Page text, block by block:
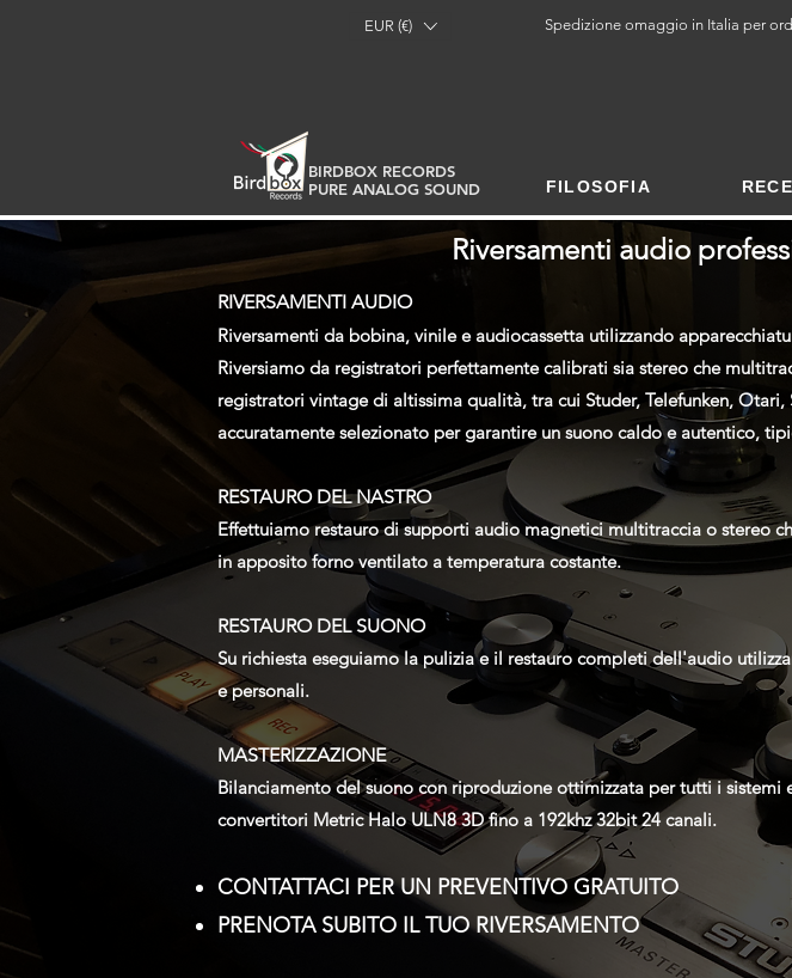
EUR (€) Spedizione omaggio in Italia per
BIRDBOX RECORDS
PURE ANALOG SOUND
FILOSOFIA
Riversamenti audio
RIVERSAMENTI AUDIO
Riversamenti da bobina, vinile e audiocassetta utilizzando
Riversiamo da registratori perfettamente calibrati sia stereo che
registratori vintage di altissima qualità, tra cui Studer, Telefunken,
accuratamente selezionato per garantire un suono caldo e autentico,
RESTAURO DEL NASTRO
Effettuiamo restauro di supporti audio magnetici multitraccia o stereo
in apposito forno ventilato a temperatura costante.
RESTAURO DEL SUONO
Su richiesta eseguiamo la pulizia e il restauro completi dell'audio
e personali.
MASTERIZZAZIONE
Bilanciamento del suono con riproduzione ottimizzata per tutti i
convertitori Metric Halo ULN8 3D fino a 192khz 32bit 24 canali.
CONTATTACI PER UN PREVENTIVO GRATUITO
PRENOTA SUBITO IL TUO RIVERSAMENTO